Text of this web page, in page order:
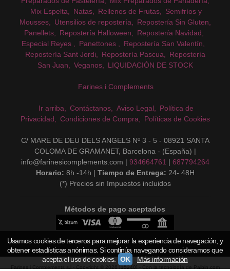
Mix Espelta
Natas Rellenos de Frutas
Semifríos y
Mousses
Utensilios de repostería
Repostería Sin Gluten
Panellets
Repostería Halloween
Repostería Navidad
Especial Reyes
Panettones
Repostería San Valentín
Repostería Sant Jordi
Repostería Pascua
Repostería
San Juan
Veganos LIQUIDACIÓN DE STOCK
Farines i Complements
Ir arriba Contáctanos Aviso Legal
Política de
Privacidad
Condiciones de Compra Políticas de Cookies
C/ MARE DE DEU DELS ANGELS Nº 3 - 5 - 08921 SANTA
COLOMA DE GRAMANET, Barcelona - (España) |
info@farinesicomplements.com | 934664761 | 687794264
Horario: 8h -14h | Tiempo de Entrega: 24- 48H
(*) Precios sin Impuestos incluidos
Métodos de pago aceptados
- Copyright © 2026 [15240] - Con la tecnología de Palbin.com
Usamos cookies de terceros para mejorar la experiencia de navegación, y
obtener estadísticas anónimas. Si continúa navegando consideramos que
acepta el uso de cookies. OK Más información